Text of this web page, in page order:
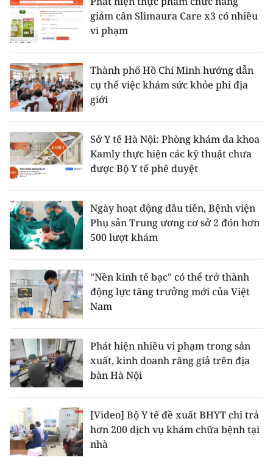
giảm cân Slimaura Care x3 có nhiều
vi phạm
Thành phố Hồ Chí Minh hướng dẫn
cụ thể việc khám sức khỏe phi địa
giới
Sở Y tế Hà Nội: Phòng khám đa khoa
Kamly thực hiện các kỹ thuật chưa
được Bộ Y tế phê duyệt
Ngày hoạt động đầu tiên, Bệnh viện
Phụ sản Trung ương cơ sở 2 đón hơn
500 lượt khám
"Nền kinh tế bạc" có thể trở thành
động lực tăng trưởng mới của Việt
Nam
Phát hiện nhiều vi phạm trong sản
xuất, kinh doanh răng giả trên địa
bàn Hà Nội
[Video] Bộ Y tế đề xuất BHYT chi trả
hơn 200 dịch vụ khám chữa bệnh tại
nhà